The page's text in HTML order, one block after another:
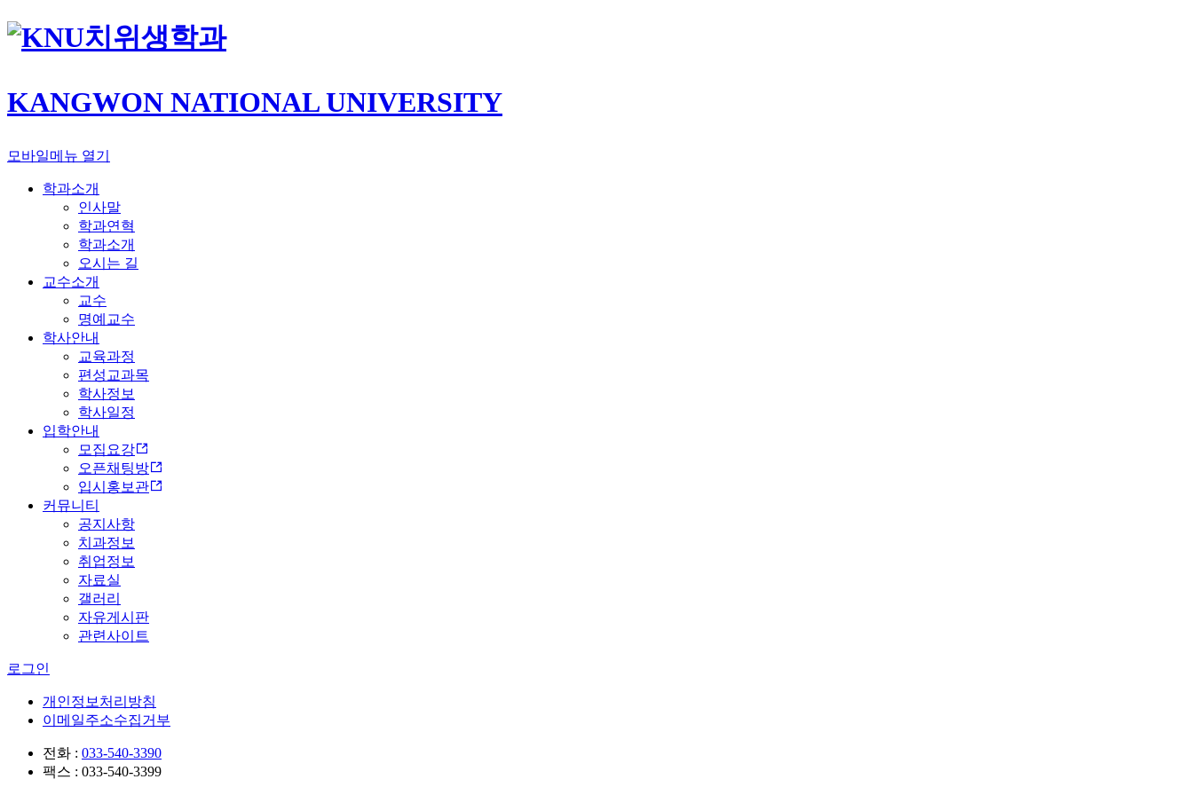
치위생학과
KANGWON NATIONAL UNIVERSITY
모바일메뉴 열기
학과소개
인사말
학과연혁
학과소개
오시는 길
교수소개
교수
명예교수
학사안내
교육과정
편성교과목
학사정보
학사일정
입학안내
모집요강
오픈채팅방
입시홍보관
커뮤니티
공지사항
치과정보
취업정보
자료실
갤러리
자유게시판
관련사이트
로그인
개인정보처리방침
이메일주소수집거부
전화 : 033-540-3390
팩스 : 033-540-3399